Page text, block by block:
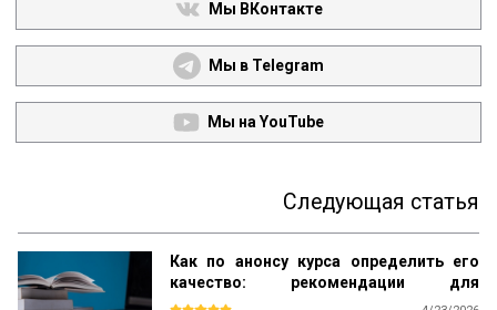
Мы ВКонтакте
Мы в Telegram
Мы на YouTube
Следующая статья
Как по анонсу курса определить его
качество: рекомендации для
студентов